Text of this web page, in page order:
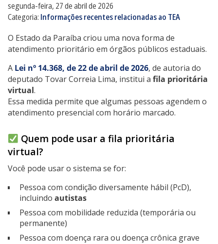
segunda-feira, 27 de abril de 2026
Categoria: Informações recentes relacionadas ao TEA
O Estado da Paraíba criou uma nova forma de
atendimento prioritário em órgãos públicos estaduais.
A Lei nº 14.368, de 22 de abril de 2026, de autoria do
deputado Tovar Correia Lima, institui a fila prioritária
virtual.
Essa medida permite que algumas pessoas agendem o
atendimento presencial com horário marcado.
Quem pode usar a fila prioritária
virtual?
Você pode usar o sistema se for:
Pessoa com condição diversamente hábil (PcD),
incluindo autistas
Pessoa com mobilidade reduzida (temporária ou
permanente)
Pessoa com doença rara ou doença crônica grave